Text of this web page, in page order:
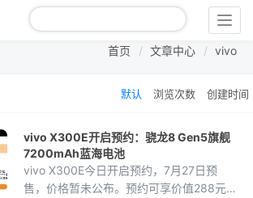
首页 文章中心 vivo
默认 浏览次数 创建时间
vivo X300E开启预约：骁龙8 Gen5旗舰
7200mAh蓝海电池
vivo X300E今日开启预约，7月27日预
售，价格暂未公布。预约可享价值288元